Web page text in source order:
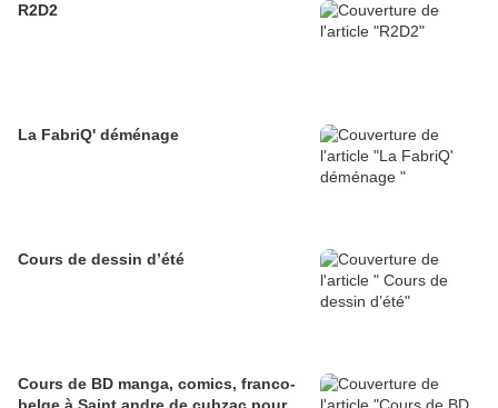
R2D2
La FabriQ' déménage
Cours de dessin d’été
Cours de BD manga, comics, franco-